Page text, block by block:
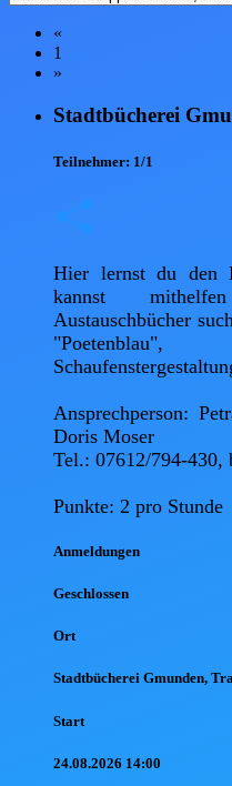
«
1
»
Stadtbücherei
Teilnehmer: 1/1
Hier lernst du den
kannst
Austauschbücher
Ansprechperson:
Doris Moser
Tel.: 07612/794-430,
Punkte: 2 pro Stunde
Anmeldungen
Geschlossen
Ort
Stadtbücherei Gmunden,
Start
24.08.2026 14:00